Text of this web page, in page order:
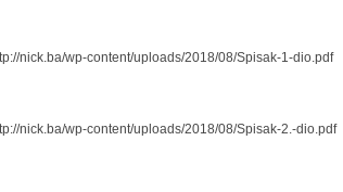
nick.ba/wp-content/uploads/2018/08/Spisak-1-dio.pdf
nick.ba/wp-content/uploads/2018/08/Spisak-2.-dio.pdf